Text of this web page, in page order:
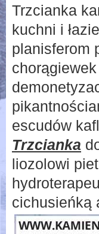
Trzcianka
kuchni i
planisferom
escudów
Trzcianka
liozolowi
cichusieńką